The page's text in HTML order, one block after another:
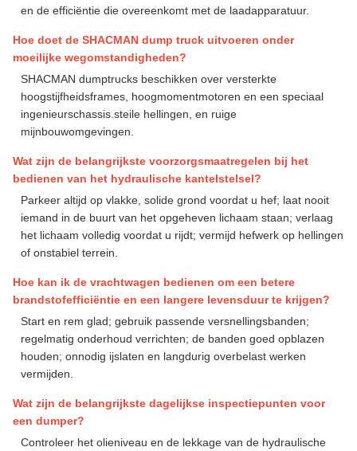
en de efficiëntie die overeenkomt met de laadapparatuur.
Hoe doet de SHACMAN dump truck uitvoeren onder
moeilijke wegomstandigheden?
SHACMAN dumptrucks beschikken over versterkte
hoogstijfheidsframes, hoogmomentmotoren en een speciaal
ingenieurschassis.steile hellingen, en ruige
mijnbouwomgevingen.
Wat zijn de belangrijkste voorzorgsmaatregelen bij het
bedienen van het hydraulische kantelstelsel?
Parkeer altijd op vlakke, solide grond voordat u hef; laat nooit
iemand in de buurt van het opgeheven lichaam staan; verlaag
het lichaam volledig voordat u rijdt; vermijd hefwerk op hellingen
of onstabiel terrein.
Hoe kan ik de vrachtwagen bedienen om een betere
brandstofefficiëntie en een langere levensduur te krijgen?
Start en rem glad; gebruik passende versnellingsbanden;
regelmatig onderhoud verrichten; de banden goed opblazen
houden; onnodig ijslaten en langdurig overbelast werken
vermijden.
Wat zijn de belangrijkste dagelijkse inspectiepunten voor
een dumper?
Controleer het olieniveau en de lekkage van de hydraulische